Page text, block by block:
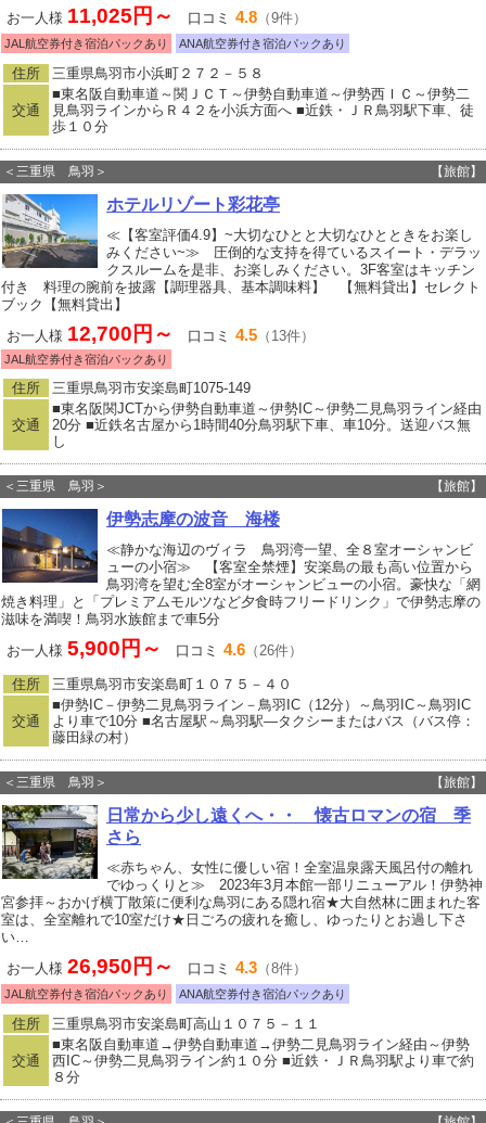
お一人様 11,025円～ 口コミ 4.8 （9件）
JAL航空券付き宿泊パックあり ANA航空券付き宿泊パックあり
住所 三重県鳥羽市小浜町２７２－５８
交通
■東名阪自動車道～関ＪＣＴ～伊勢自動車道～伊勢西ＩＣ～伊勢二
見鳥羽ラインからＲ４２を小浜方面へ ■近鉄・ＪＲ鳥羽駅下車、徒
歩１０分
＜三重県 鳥羽＞ 【旅館】
ホテルリゾート彩花亭
≪【客室評価4.9】~大切なひとと大切なひとときをお楽し
みください~≫ 圧倒的な支持を得ているスイート・デラッ
クスルームを是非、お楽しみください。3F客室はキッチン
付き 料理の腕前を披露【調理器具、基本調味料】 【無料貸出】セレクト
ブック【無料貸出】
お一人様 12,700円～ 口コミ 4.5 （13件）
JAL航空券付き宿泊パックあり
住所 三重県鳥羽市安楽島町1075-149
交通
■東名阪関JCTから伊勢自動車道～伊勢IC～伊勢二見鳥羽ライン経由
20分 ■近鉄名古屋から1時間40分鳥羽駅下車、車10分。送迎バス無
し
＜三重県 鳥羽＞ 【旅館】
伊勢志摩の波音 海楼
≪静かな海辺のヴィラ 鳥羽湾一望、全８室オーシャンビ
ューの小宿≫ 【客室全禁煙】安楽島の最も高い位置から
鳥羽湾を望む全8室がオーシャンビューの小宿。豪快な「網
焼き料理」と「プレミアムモルツなど夕食時フリードリンク」で伊勢志摩の
滋味を満喫！鳥羽水族館まで車5分
お一人様 5,900円～ 口コミ 4.6 （26件）
住所 三重県鳥羽市安楽島町１０７５－４０
交通
■伊勢IC－伊勢二見鳥羽ライン－鳥羽IC（12分）～鳥羽IC～鳥羽IC
より車で10分 ■名古屋駅～鳥羽駅―タクシーまたはバス（バス停：
藤田緑の村）
＜三重県 鳥羽＞ 【旅館】
日常から少し遠くへ・・ 懐古ロマンの宿 季
さら
≪赤ちゃん、女性に優しい宿！全室温泉露天風呂付の離れ
でゆっくりと≫ 2023年3月本館一部リニューアル！伊勢神
宮参拝～おかげ横丁散策に便利な鳥羽にある隠れ宿★大自然林に囲まれた客
室は、全室離れで10室だけ★日ごろの疲れを癒し、ゆったりとお過し下さ
い…
お一人様 26,950円～ 口コミ 4.3 （8件）
JAL航空券付き宿泊パックあり ANA航空券付き宿泊パックあり
住所 三重県鳥羽市安楽島町高山１０７５－１１
交通
■東名阪自動車道→伊勢自動車道→伊勢二見鳥羽ライン経由～伊勢
西IC～伊勢二見鳥羽ライン約１０分 ■近鉄・ＪＲ鳥羽駅より車で約
８分